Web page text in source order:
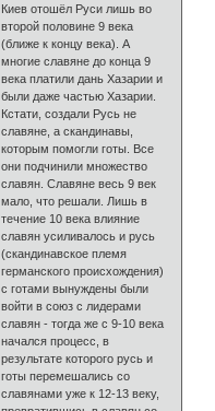
Киев отошёл Руси лишь во
второй половине 9 века
(ближе к концу века). А
многие славяне до конца 9
века платили дань Хазарии и
были даже частью Хазарии.
Кстати, создали Русь не
славяне, а скандинавы,
которым помогли готы. Все
они подчинили множество
славян. Славяне весь 9 век
мало, что решали. Лишь в
течение 10 века влияние
славян усиливалось и русь
(скандинавское племя
германского происхождения)
с готами вынуждены были
войти в союз с лидерами
славян - тогда же с 9-10 века
начался процесс, в
результате которого русь и
готы перемешались со
славянами уже к 12-13 веку,